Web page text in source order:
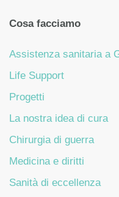
Cosa facciamo
Assistenza sanitaria a
Life Support
Progetti
La nostra idea di cura
Chirurgia di guerra
Medicina e diritti
Sanità di eccellenza